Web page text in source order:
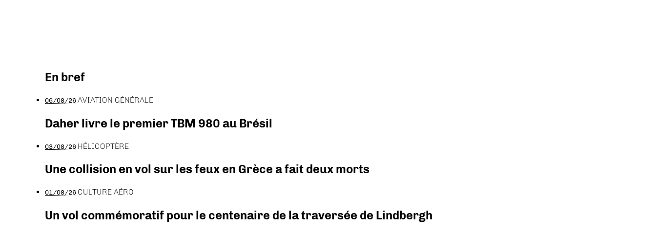
En bref
06/08/26AVIATION GÉNÉRALE
Daher livre le premier TBM 980 au Brésil
03/08/26 HÉLICOPTÈRE
Une collision en vol sur les feux en Grèce a fait deux morts
01/08/26 CULTURE AÉRO
Un vol commémoratif pour le centenaire de la traversée de Lindbergh